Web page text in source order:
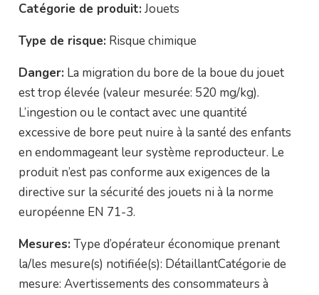
Catégorie de produit: Jouets
Type de risque: Risque chimique
Danger: La migration du bore de la boue du jouet
est trop élevée (valeur mesurée: 520 mg/kg).
L’ingestion ou le contact avec une quantité
excessive de bore peut nuire à la santé des enfants
en endommageant leur système reproducteur. Le
produit n’est pas conforme aux exigences de la
directive sur la sécurité des jouets ni à la norme
européenne EN 71-3.
Mesures: Type d’opérateur économique prenant
la/les mesure(s) notifiée(s): DétaillantCatégorie de
mesure: Avertissements des consommateurs à